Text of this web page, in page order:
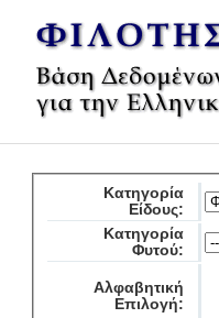
Κατηγορία
Είδους:
Κατηγορία
Φυτού:
Αλφαβητική
Επιλογή: